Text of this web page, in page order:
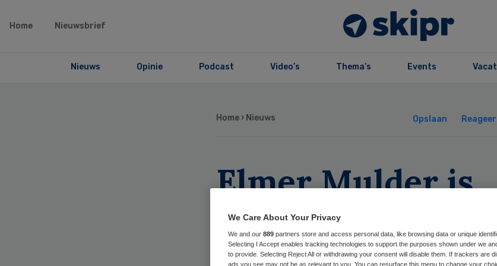
Home Nieuwsbrief
Nieuws Opinie Podcast Video’s Thema’s Events
Home › Nieuws Opslaan
Elmer Mulder is
Influencer of the
2009
We Care About Your Privacy
We and our 889 partners store and access personal data, like browsing data or unique
Selecting I Accept enables tracking technologies to support the purposes shown under we
to provide. Selecting Reject All or withdrawing your consent will disable them. If trackers are
ads you see may not be as relevant to you. You can resurface this menu to change your